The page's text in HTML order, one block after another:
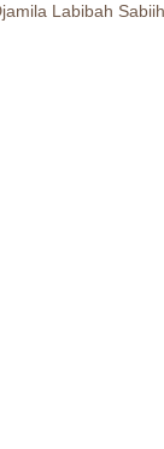
Labibah